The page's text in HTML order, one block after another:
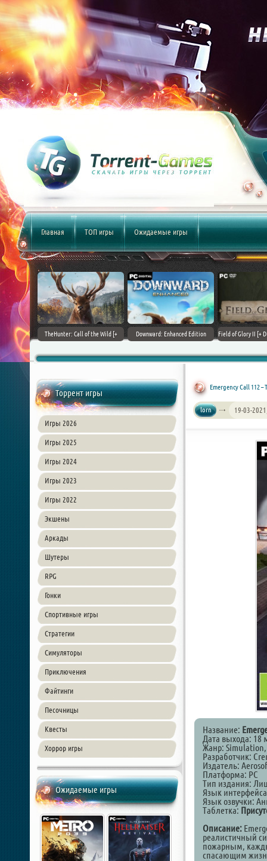
Главная ТОП игры Ожидаемые игры
(2017)
TheHunter: Call of the Wild [+
Downward: Enhanced Edition
Field of Glory II [+
Торрент игры
Игры 2026
Игры 2025
Игры 2024
Игры 2023
Игры 2022
Экшены
Аркады
Шутеры
RPG
Гонки
Спортивные игры
Стратегии
Симуляторы
Приключения
Файтинги
Песочницы
Квесты
Хоррор игры
Ожидаемые игры
Emergency Call 112
lorn 19-03-
Название:
Дата выхода: 18
Жанр:
Разработчик:
Издатель:
Платформа: PC
Тип издания:
Язык
Язык озвучки:
Таблетка:
Описание:
реалистичный
пожарным,
спасающим